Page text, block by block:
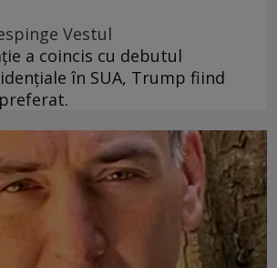
Vestul
a coincis cu debutul
în SUA, Trump fiind